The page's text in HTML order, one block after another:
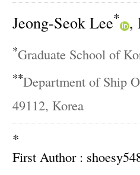
Jeong-Seok Lee* ,
*Graduate School of
**Department of Ship
49112, Korea
*
First Author :